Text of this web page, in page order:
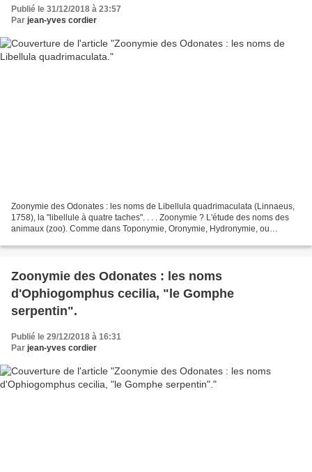
Publié le 31/12/2018 à 23:57
Par jean-yves cordier
Zoonymie des Odonates : les noms de Libellula quadrimaculata (Linnaeus,
1758), la "libellule à quatre taches". . . . Zoonymie ? L'étude des noms des
animaux (zoo). Comme dans Toponymie, Oronymie, Hydronymie, ou
Zoonymie des Odonates : les noms
d'Ophiogomphus cecilia, "le Gomphe
serpentin".
Publié le 29/12/2018 à 16:31
Par jean-yves cordier